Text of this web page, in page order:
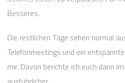
Besseres.
Die restlichen Tage sehen normal
Telefonmeetings und ein
mir. Davon berichte ich euch dann